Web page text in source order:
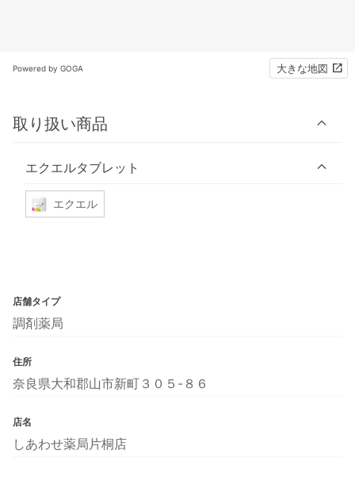
Powered by GOGA 大きな地図
取り扱い商品
エクエルタブレット
エクエル
店舗タイプ
調剤薬局
住所
奈良県大和郡山市新町３０５-８６
店名
しあわせ薬局片桐店